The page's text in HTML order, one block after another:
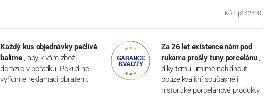
Kód: p142400
Každý kus objednávky pečlivě
balíme , aby k vám zboží
dorazilo v pořádku. Pokud ne,
vyřídíme reklamaci obratem.
Za 26 let existence nám pod
rukama prošly tuny porcelánu ,
díky tomu umíme nabídnout
pouze kvalitní současné i
historické porcelánové produkty.